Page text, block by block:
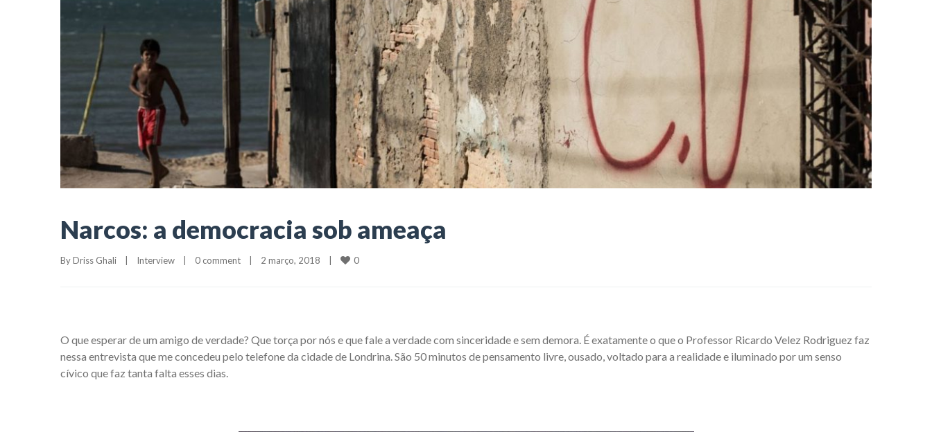
Narcos: a democracia sob ameaça
By Driss Ghali Interview 0 comment 2 março, 2018 0
O que esperar de um amigo de verdade? Que torça por nós e que fale a verdade com sinceridade e sem demora. É exatamente o que o Professor Ricardo Velez Rodriguez faz
nessa entrevista que me concedeu pelo telefone da cidade de Londrina. São 50 minutos de pensamento livre, ousado, voltado para a realidade e iluminado por um senso
cívico que faz tanta falta esses dias.